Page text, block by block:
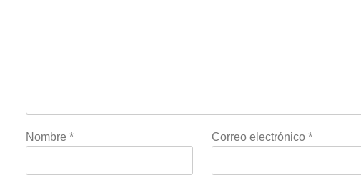
Nombre * Correo electrónico*